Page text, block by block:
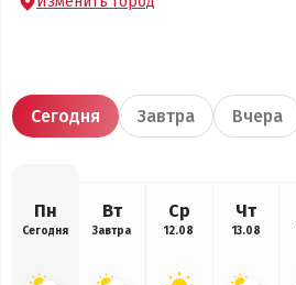
Сегодня Завтра Вчера
Пн
Сегодня
Вт
Завтра
Ср
12.08
Чт
13.08